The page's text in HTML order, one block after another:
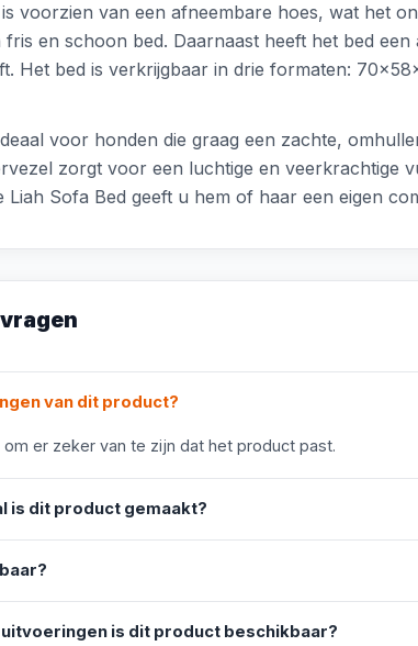
voorzien van een afneembare hoes, wat het
en schoon bed. Daarnaast heeft het bed
Het bed is verkrijgbaar in drie formaten:
voor honden die graag een zachte,
zorgt voor een luchtige en veerkrachtige
Liah Sofa Bed geeft u hem of haar een eigen
van dit product?
er zeker van te zijn dat het product past.
is dit product gemaakt?
is dit product beschikbaar?